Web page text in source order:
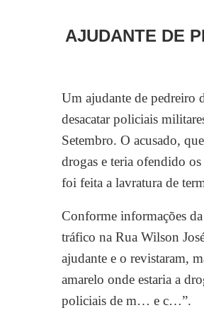
AJUDANTE DE
Um ajudante de pedreiro
desacatar policiais
Setembro. O acusado,
drogas e teria ofendido
foi feita a lavratura de
Conforme informações
tráfico na Rua Wilson
ajudante e o revistaram,
amarelo onde estaria a
policiais de m… e c…”.